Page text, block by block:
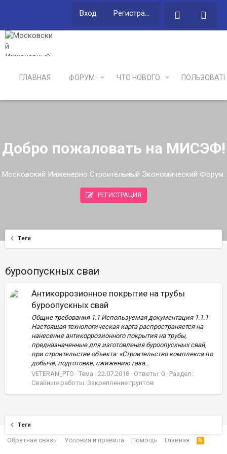
Вход Регистрация
ГЛАВНАЯ ФОРУМ ЧТО НОВОГО
Добро пожаловать на МИСЭФ!
Московский Инженерно Строительный Экономический Форум.
РЕГИСТРАЦИЯ
Теги
буроопускных сваи
Антикоррозионное покрытие на трубы
буроопускных свай
Общие требования 1.1 Используемая документация 1.1.1
Настоящая технологическая карта распространяется на
нанесение антикоррозионного покрытия на трубы,
предназначенные для изготовления буроопускных свай,
при строительстве объекта: «Строительство комплекса по
добыче, подготовке, сжижению газа...
VETERAN_PTO
Тема 22.07.2018 Ответы: 0
Раздел:
Свайные работы. Закрепление грунтов
Теги
Обратная связь Условия и правила Помощь Главная